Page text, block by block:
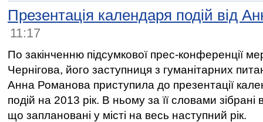
Презентація календаря подій від
11:17
По закінченню підсумкової прес-конференції
Чернігова, його заступниця з гуманітарних
Анна Романова приступила до презентації
подій на 2013 рік. В ньому за її словами зібрані
що заплановані у місті на весь наступний рік.